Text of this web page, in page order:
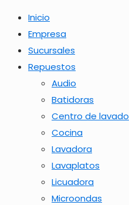
Inicio
Empresa
Sucursales
Repuestos
Audio
Batidoras
Centro de lavado
Cocina
Lavadora
Lavaplatos
Licuadora
Microondas